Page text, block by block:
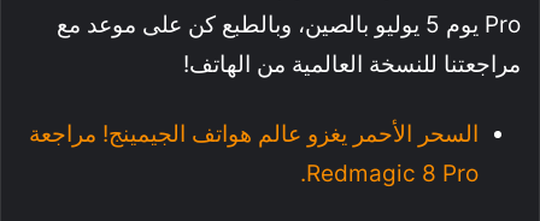
Pro يوم 5 يوليو بالصين، وبالطبع كن على موعد مع
مراجعتنا للنسخة العالمية من الهاتف!
السحر الأحمر يغزو عالم هواتف الجيمينج! مراجعة
Redmagic 8 Pro.